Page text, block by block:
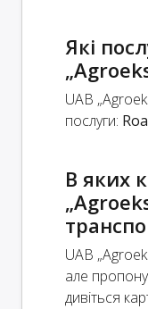
Які
UAB
послуги:
В яких
UAB
але
дивіться